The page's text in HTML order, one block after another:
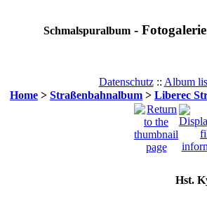
Schmalspuralbum-
Datenschutz:: Album
Home > Straßenbahnalbum > Liberec
Hst.